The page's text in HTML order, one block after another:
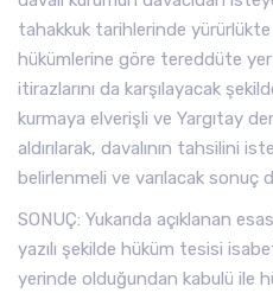
tahakkuk tarihlerinde
hükümlerine göre tereddüte
itirazlarını da karşılayacak
kurmaya elverişli ve Yargıtay
aldırılarak, davalının tahsilini
belirlenmeli ve varılacak sonuç
SONUÇ: Yukarıda açıklanan
yazılı şekilde hüküm tesisi
yerinde olduğundan kabulü ile